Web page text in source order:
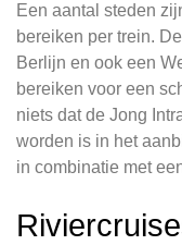
Een aantal steden
bereiken per trein.
Berlijn en ook een
bereiken voor een
niets dat de Jong
worden is in het
in combinatie met